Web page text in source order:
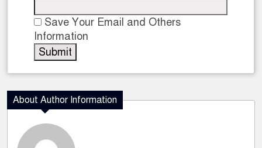
Save Your Email and Others
Information
About Author Information